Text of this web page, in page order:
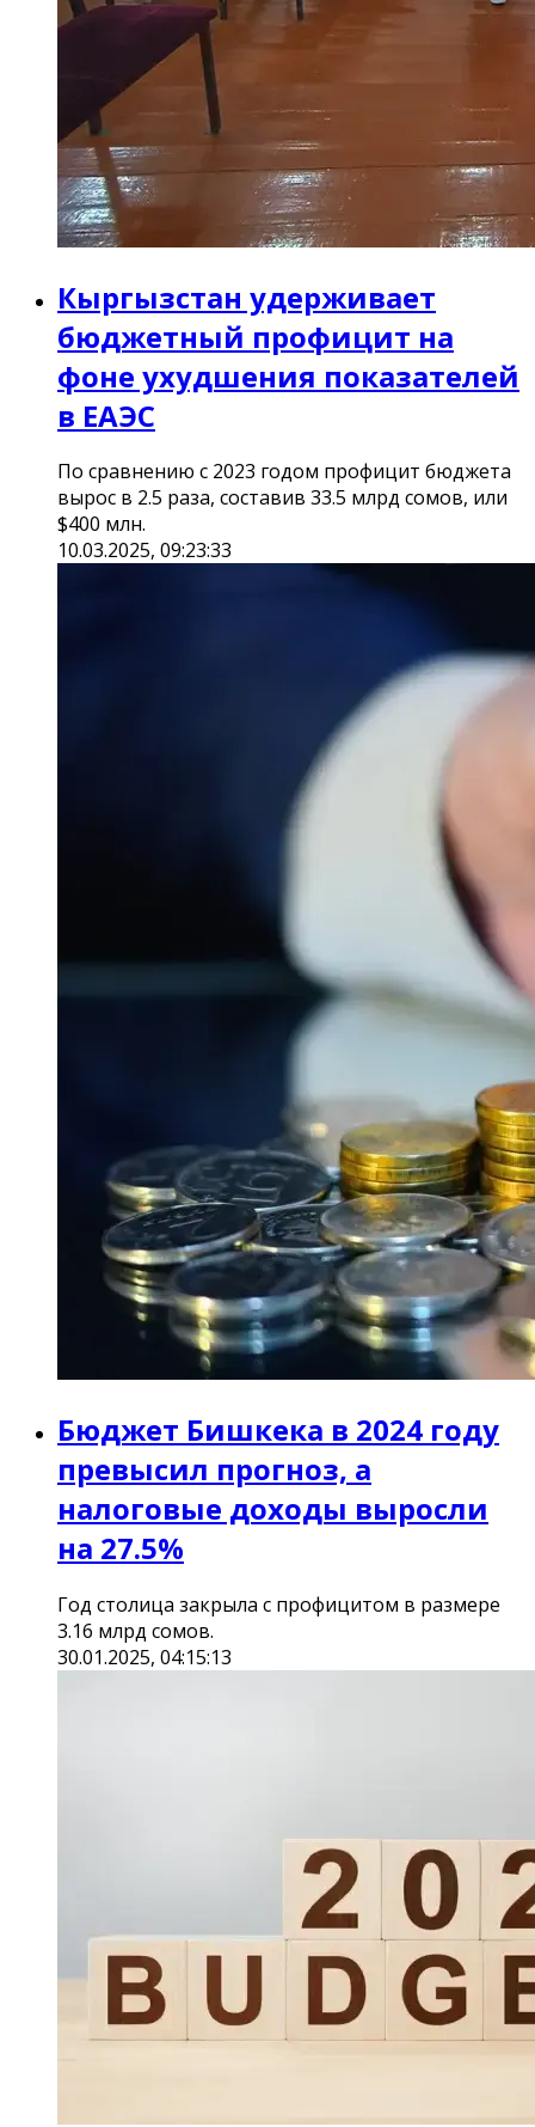
Кыргызстан удерживает
бюджетный профицит на
фоне ухудшения показателей
в ЕАЭС
По сравнению с 2023 годом профицит бюджета
вырос в 2.5 раза, составив 33.5 млрд сомов, или
$400 млн.
10.03.2025, 09:23:33
Бюджет Бишкека в 2024 году
превысил прогноз, а
налоговые доходы выросли
на 27.5%
Год столица закрыла с профицитом в размере
3.16 млрд сомов.
30.01.2025, 04:15:13